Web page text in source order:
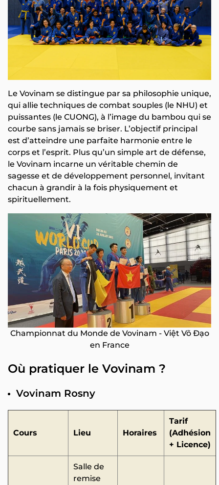
Le Vovinam se distingue par sa philosophie unique,
qui allie techniques de combat souples (le NHU) et
puissantes (le CUONG), à l’image du bambou qui se
courbe sans jamais se briser. L’objectif principal
est d’atteindre une parfaite harmonie entre le
corps et l’esprit. Plus qu’un simple art de défense,
le Vovinam incarne un véritable chemin de
sagesse et de développement personnel, invitant
chacun à grandir à la fois physiquement et
spirituellement.
Championnat du Monde de Vovinam - Việt Võ Đạo
en France
Où pratiquer le Vovinam ?
Vovinam Rosny
Cours Lieu Horaires
Tarif
(Adhésion
+ Licence)
Salle de
remise